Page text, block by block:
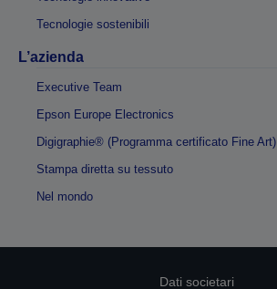
Tecnologie sostenibili
L’azienda
Executive Team
Epson Europe Electronics
Digigraphie® (Programma certificato Fine Art)
Stampa diretta su tessuto
Nel mondo
Dati societari